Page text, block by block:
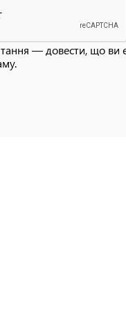
— довести, що ви